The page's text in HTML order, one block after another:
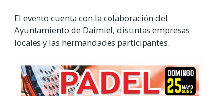
El evento cuenta con la colaboración del
Ayuntamiento de Daimiel, distintas empresas
locales y las hermandades participantes.